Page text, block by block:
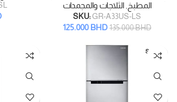
المطبخ,الثلاجات والمجمدات
SKU:GR-A33US-LS
135.000BHD
125.000BHD
SOLD
OUT